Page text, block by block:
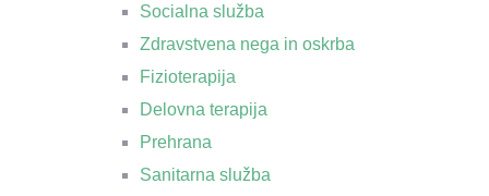
Socialna služba
Zdravstvena nega in oskrba
Fizioterapija
Delovna terapija
Prehrana
Sanitarna služba